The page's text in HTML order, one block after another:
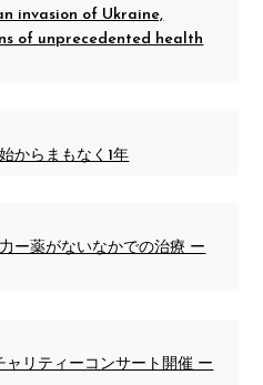
invasion of Ukraine,
of unprecedented health
からまもなく1年
ー薬がないなかでの治療 ー
リティーコンサート開催 ー